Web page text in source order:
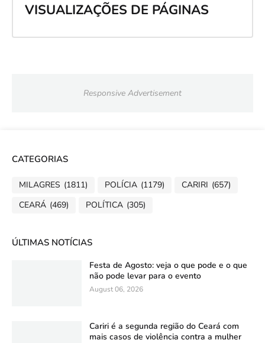
VISUALIZAÇÕES DE PÁGINAS
Responsive Advertisement
CATEGORIAS
MILAGRES (1811) POLÍCIA (1179) CARIRI (657)
CEARÁ (469) POLÍTICA (305)
ÚLTIMAS NOTÍCIAS
Festa de Agosto: veja o que pode e o que
não pode levar para o evento
August 06, 2026
Cariri é a segunda região do Ceará com
mais casos de violência contra a mulher